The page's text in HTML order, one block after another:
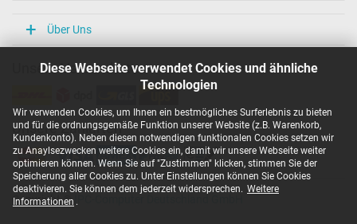
Diese Webseite verwendet Cookies und ähnliche
Technologien
Wir verwenden Cookies, um Ihnen ein bestmögliches Surferlebnis zu bieten
und für die ordnungsgemäße Funktion unserer Website (z.B. Warenkorb,
Kundenkonto). Neben diesen notwendigen funktionalen Cookies setzen wir
zu Anaylsezwecken weitere Cookies ein, damit wir unsere Webseite weiter
optimieren können. Wenn Sie auf "Zustimmen" klicken, stimmen Sie der
Speicherung aller Cookies zu. Unter Einstellungen können Sie Cookies
deaktivieren. Sie können dem jederzeit widersprechen. Weitere
Informationen .
Über Uns
Unsere Versandarten
Unsere Zahlarten
Copyright ©